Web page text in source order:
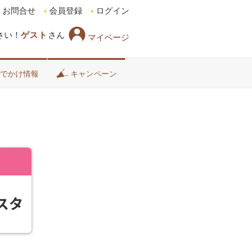
！ ゲスト さん マイページ
お問合せ 会員登録 ログイン
かけ情報 キャンペーン
タ